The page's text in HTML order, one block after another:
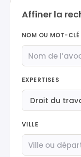
Affiner la
NOM OU MOT-CLÉ
EXPERTISES
VILLE